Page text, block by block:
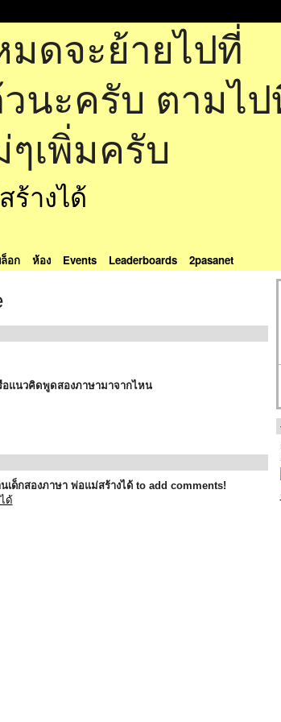
มดจะย้ายไปที่
นะครับ ตามไ
เพิ่มครับ
อก ห้อง Events Leaderboards 2pasanet
แนวคิดพูดสองภาษามาจากไหน
เด็กสองภาษา พ่อแม่สร้างได้ to add comments!
ด้